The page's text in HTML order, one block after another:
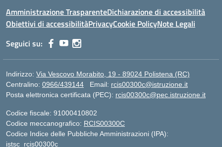
Amministrazione TrasparenteDichiarazione di accessibilità
Obiettivi di accessibilitàPrivacyCookie PolicyNote Legali
Seguici su:
Indirizzo: Via Vescovo Morabito, 19 - 89024 Polistena (RC)
Centralino: 0966/439144 Email: rcis00300c@istruzione.it
Posta elettronica certificata (PEC): rcis00300c@pec.istruzione.it
Codice fiscale: 91000410802
Codice meccanografico: RCIS00300C
Codice Indice delle Pubbliche Amministrazioni (IPA):
istsc_rcis00300c